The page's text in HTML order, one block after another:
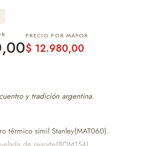
PRECIO POR MAYOR
$ 12.980,00
y tradición argentina.
térmico simil Stanley(MAT060).